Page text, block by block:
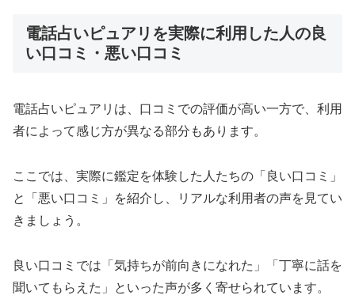
電話占いピュアリを実際に利用した人の良
い口コミ・悪い口コミ
電話占いピュアリは、口コミでの評価が高い一方で、利用
者によって感じ方が異なる部分もあります。
ここでは、実際に鑑定を体験した人たちの「良い口コミ」
と「悪い口コミ」を紹介し、リアルな利用者の声を見てい
きましょう。
良い口コミでは「気持ちが前向きになれた」「丁寧に話を
聞いてもらえた」といった声が多く寄せられています。